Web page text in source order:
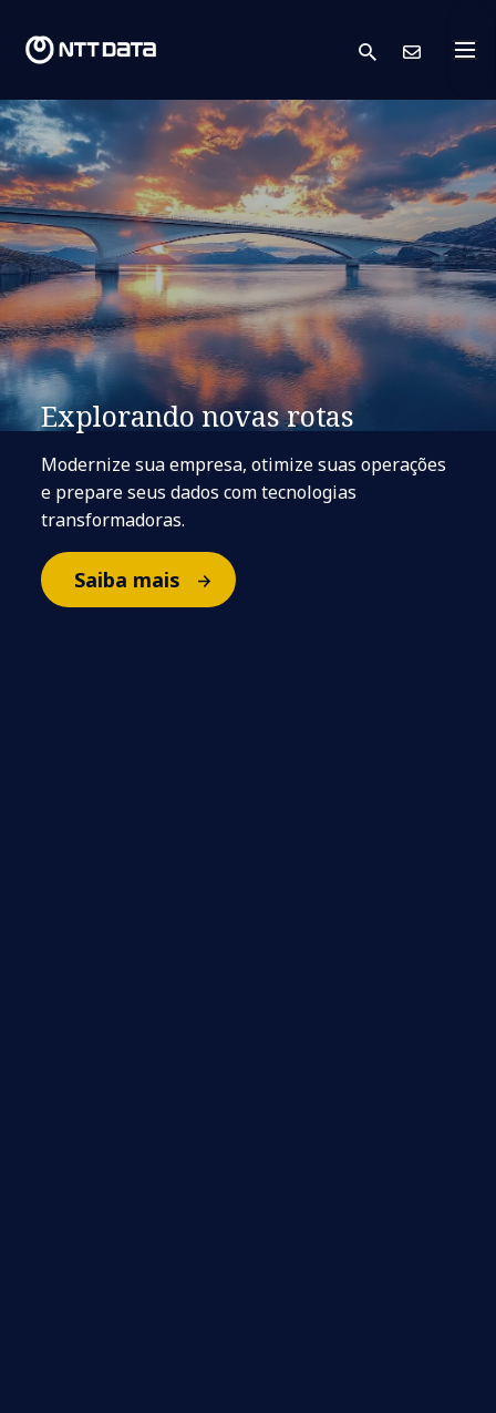
search
Explorando novas rotas
Modernize sua empresa, otimize suas operações
e prepare seus dados com tecnologias
transformadoras.
Saiba mais